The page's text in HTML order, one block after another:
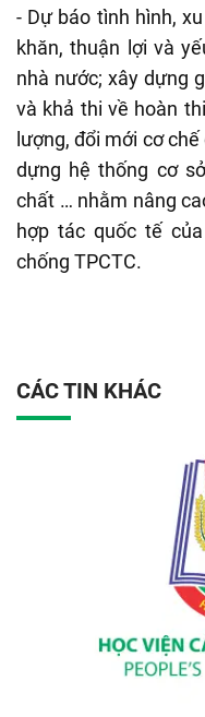
- Dự báo tình hình,
khăn, thuận lợi và
nhà nước; xây dựng
và khả thi về hoàn
lượng, đổi mới cơ
dựng hệ thống cơ
chất … nhằm nâng
hợp tác quốc tế
chống TPCTC.
CÁC TIN KHÁC